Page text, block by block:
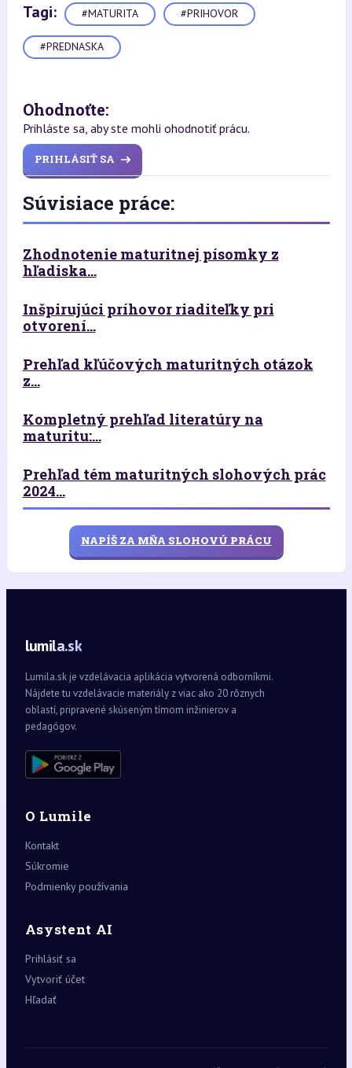
Tagi: #MATURITA #PRIHOVOR
#PREDNASKA
Ohodnoťte:
Prihláste sa, aby ste mohli ohodnotiť prácu.
PRIHLÁSIŤ SA
Súvisiace práce:
Zhodnotenie maturitnej písomky z
hľadiska...
Inšpirujúci príhovor riaditeľky pri
otvorení...
Prehľad kľúčových maturitných otázok
z...
Kompletný prehľad literatúry na
maturitu:...
Prehľad tém maturitných slohových prác
2024...
NAPÍŠ ZA MŇA SLOHOVÚ PRÁCU
lumila.sk
Lumila.sk je vzdelávacia aplikácia vytvorená odborníkmi.
Nájdete tu vzdelávacie materiály z viac ako 20 rôznych
oblastí, pripravené skúseným tímom inžinierov a
pedagógov.
O Lumile
Kontakt
Súkromie
Podmienky používania
Asystent AI
Prihlásiť sa
Vytvoriť účet
Hľadať